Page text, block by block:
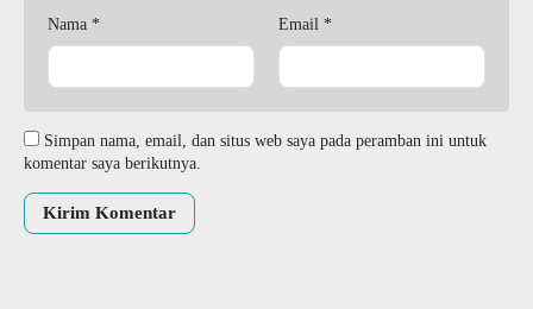
Nama * Email *
Simpan nama, email, dan situs web saya pada peramban ini untuk
komentar saya berikutnya.